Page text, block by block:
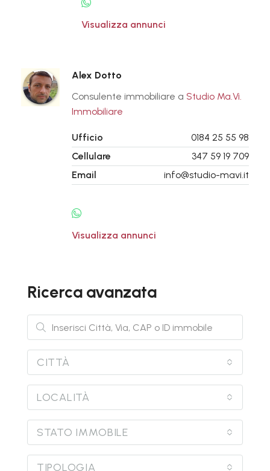
Visualizza annunci
Alex Dotto
Consulente immobiliare a Studio Ma.Vi.
Immobiliare
Ufficio
0184 25 55 98
Cellulare
347 59 19 709
Email
info@studio-mavi.it
Visualizza annunci
Ricerca avanzata
CITTÀ
LOCALITÀ
STATO IMMOBILE
TIPOLOGIA